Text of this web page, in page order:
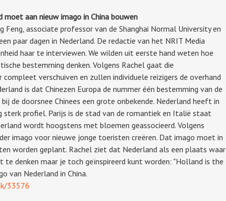
aan nieuw imago in China bouwen
Feng, associate professor van de Shanghai Normal University en
paar dagen in Nederland. De redactie van het NRIT Media
haar te interviewen. We wilden uit eerste hand weten hoe
bestemming denken. Volgens Rachel gaat die
verschuiven en zullen individuele reizigers de overhand
is dat Chinezen Europa de nummer één bestemming van de
de doorsnee Chinees een grote onbekende. Nederland heeft in
sterk profiel. Parijs is de stad van de romantiek en Italië staat
wordt hoogstens met bloemen geassocieerd. Volgens
imago voor nieuwe jonge toeristen creëren. Dat imago moet in
worden geplant. Rachel ziet dat Nederland als een plaats waar
denken maar je toch geïnspireerd kunt worden: "Holland is the
van Nederland in China.
33576